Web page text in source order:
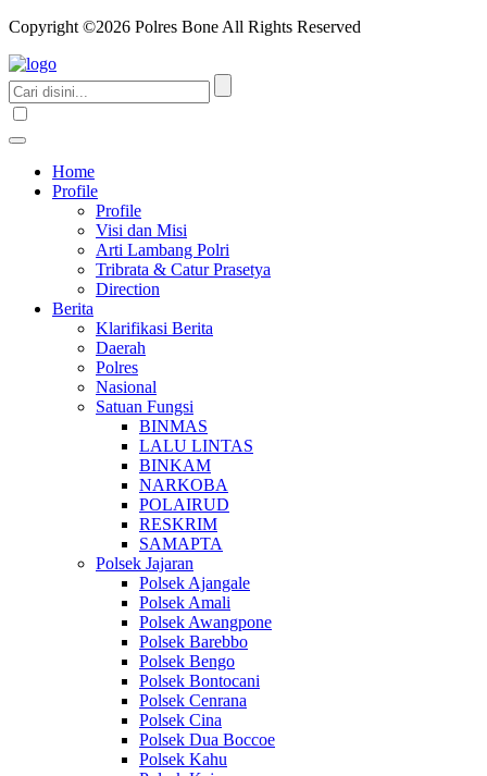
Copyright ©2026 Polres Bone All Rights Reserved
Home
Profile
Profile
Visi dan Misi
Arti Lambang Polri
Tribrata & Catur Prasetya
Direction
Berita
Klarifikasi Berita
Daerah
Polres
Nasional
Satuan Fungsi
BINMAS
LALU LINTAS
BINKAM
NARKOBA
POLAIRUD
RESKRIM
SAMAPTA
Polsek Jajaran
Polsek Ajangale
Polsek Amali
Polsek Awangpone
Polsek Barebbo
Polsek Bengo
Polsek Bontocani
Polsek Cenrana
Polsek Cina
Polsek Dua Boccoe
Polsek Kahu